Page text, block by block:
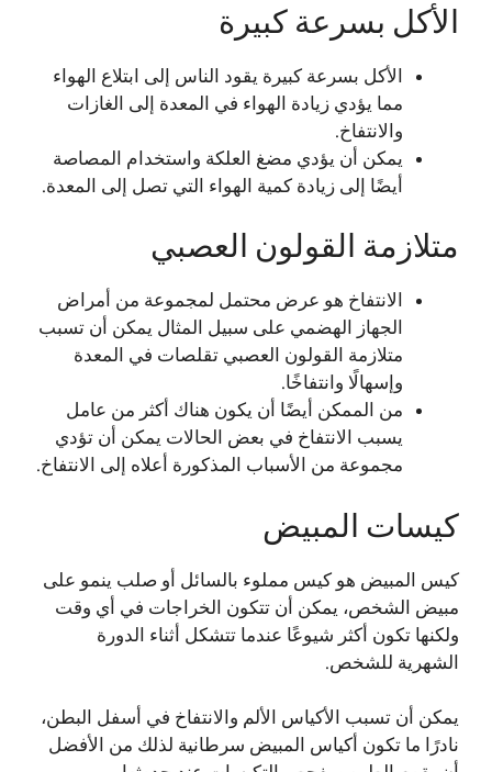
الأكل بسرعة كبيرة
الأكل بسرعة كبيرة يقود الناس إلى ابتلاع الهواء
مما يؤدي زيادة الهواء في المعدة إلى الغازات
والانتفاخ.
يمكن أن يؤدي مضغ العلكة واستخدام المصاصة
أيضًا إلى زيادة كمية الهواء التي تصل إلى المعدة.
متلازمة القولون العصبي
الانتفاخ هو عرض محتمل لمجموعة من أمراض
الجهاز الهضمي على سبيل المثال يمكن أن تسبب
متلازمة القولون العصبي تقلصات في المعدة
وإسهالًا وانتفاخًا.
من الممكن أيضًا أن يكون هناك أكثر من عامل
يسبب الانتفاخ في بعض الحالات يمكن أن تؤدي
مجموعة من الأسباب المذكورة أعلاه إلى الانتفاخ.
كيسات المبيض
كيس المبيض هو كيس مملوء بالسائل أو صلب ينمو على
مبيض الشخص، يمكن أن تتكون الخراجات في أي وقت
ولكنها تكون أكثر شيوعًا عندما تتشكل أثناء الدورة
الشهرية للشخص.
يمكن أن تسبب الأكياس الألم والانتفاخ في أسفل البطن،
نادرًا ما تكون أكياس المبيض سرطانية لذلك من الأفضل